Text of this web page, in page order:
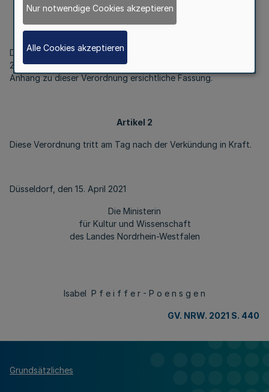
Artikel 1
Die Anlage 1 der Kapazitätsverordnung Nordrhein-Westfalen
2017 vom 8. Mai 2017 (GV. NRW. S. 591
Anhang zu dieser Verordnung ersichtliche Fassung.
Artikel 2
Diese Verordnung tritt am Tag nach der Verkündung in Kraft.
Düsseldorf, den 15. April 2021
Die Ministerin
für Kultur und Wissenschaft
des Landes Nordrhein-Westfalen
Isabel P f e i f f e r - P o e n s g e n
GV. NRW. 2021 S. 440
Grundsätzliches
Nur notwendige Cookies akzeptieren
Alle Cookies akzeptieren